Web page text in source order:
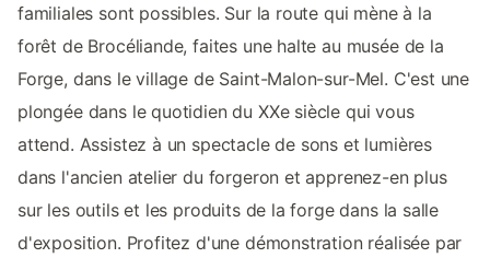
familiales sont possibles. Sur la route qui mène à la
forêt de Brocéliande, faites une halte au musée de la
Forge, dans le village de Saint-Malon-sur-Mel. C'est une
plongée dans le quotidien du XXe siècle qui vous
attend. Assistez à un spectacle de sons et lumières
dans l'ancien atelier du forgeron et apprenez-en plus
sur les outils et les produits de la forge dans la salle
d'exposition. Profitez d'une démonstration réalisée par